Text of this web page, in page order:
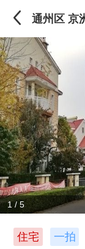
1/ 5
住宅 一拍